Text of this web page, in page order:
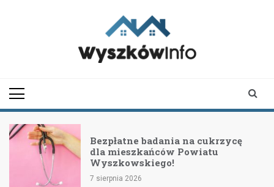
Bezpłatne badania na cukrzycę
dla mieszkańców Powiatu
Wyszkowskiego!
7 sierpnia 2026